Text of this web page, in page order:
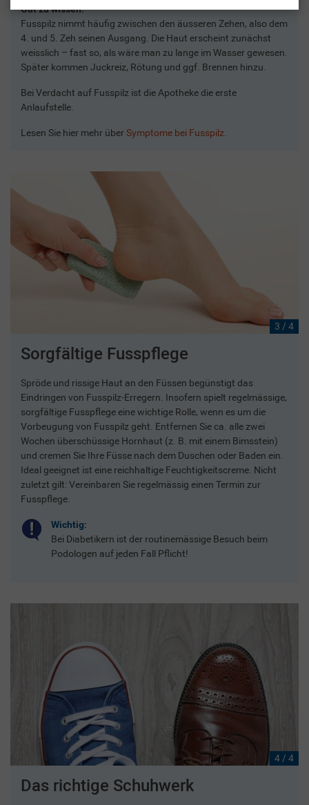
Gut zu wissen:
Fusspilz nimmt häufig zwischen den äusseren Zehen, also dem
4. und 5. Zeh seinen Ausgang. Die Haut erscheint zunächst
weisslich – fast so, als wäre man zu lange im Wasser gewesen.
Später kommen Juckreiz, Rötung und ggf. Brennen hinzu.
Bei Verdacht auf Fusspilz ist die Apotheke die erste
Anlaufstelle.
Lesen Sie hier mehr überSymptome bei Fusspilz
3 / 4
Sorgfältige Fusspflege
Spröde und rissige Haut an den Füssen begünstigt das
Eindringen von Fusspilz-Erregern. Insofern spielt regelmässige,
sorgfältige Fusspflege eine wichtige Rolle, wenn es um die
Vorbeugung von Fusspilz geht. Entfernen Sie ca. alle zwei
Wochen überschüssige Hornhaut (z. B. mit einem Bimsstein)
und cremen Sie Ihre Füsse nach dem Duschen oder Baden ein.
Ideal geeignet ist eine reichhaltige Feuchtigkeitscreme. Nicht
zuletzt gilt: Vereinbaren Sie regelmässig einen Termin zur
Fusspflege.
Wichtig:
Bei Diabetikern ist der routinemässige Besuch beim
Podologen auf jeden Fall Pflicht!
4 / 4
Das richtige Schuhwerk